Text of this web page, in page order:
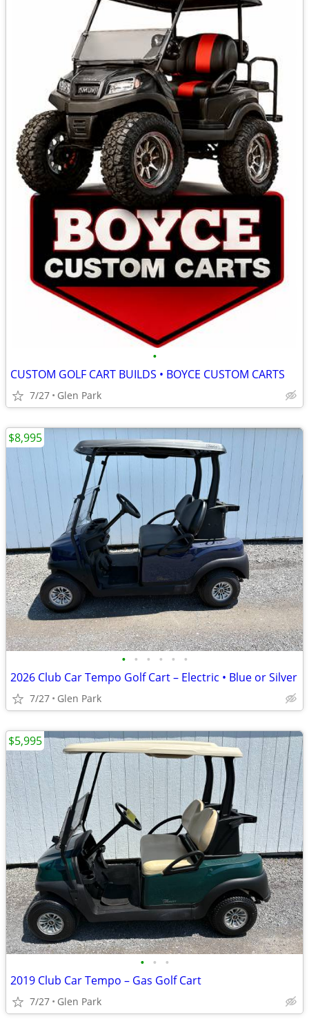
•
CUSTOM GOLF CART BUILDS • BOYCE CUSTOM CARTS
7/27 Glen Park
• • • • • •
2026 Club Car Tempo Golf Cart – Electric • Blue or Silver
7/27 Glen Park
$8,995
• • •
2019 Club Car Tempo – Gas Golf Cart
7/27 Glen Park
$5,995